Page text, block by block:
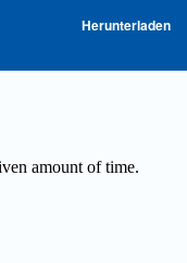
Herunterladen